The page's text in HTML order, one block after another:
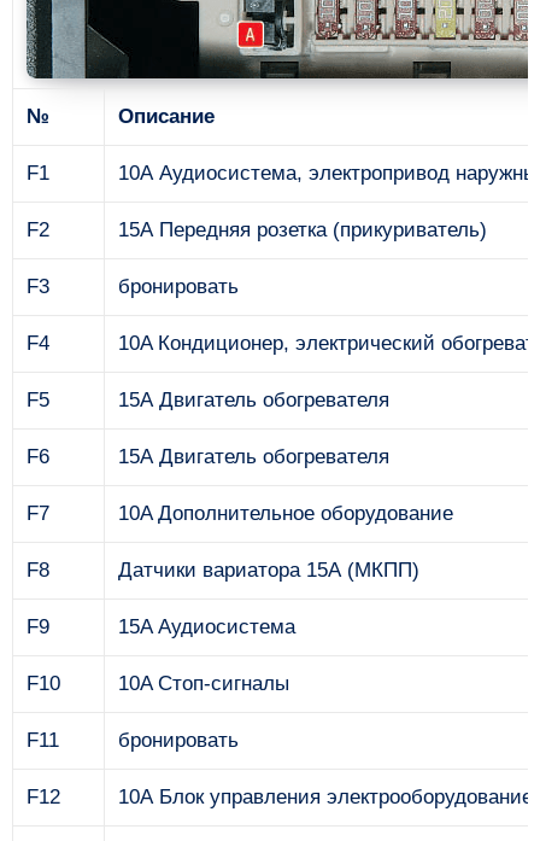
№ Описание
F1 10А Аудиосистема, электропривод
F2 15А Передняя розетка (прикуриватель)
F3 бронировать
F4 10A Кондиционер, электрический
F5 15А Двигатель обогревателя
F6 15А Двигатель обогревателя
F7 10A Дополнительное оборудование
F8 Датчики вариатора 15А (МКПП)
F9 15A Аудиосистема
F10 10A Стоп-сигналы
F11 бронировать
F12 10А Блок управления